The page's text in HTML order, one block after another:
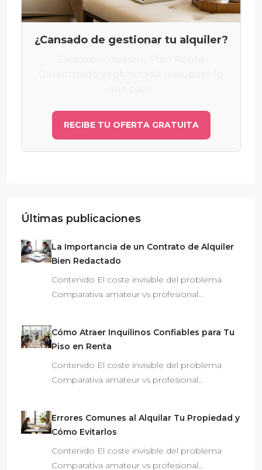
¿Cansado de gestionar tu alquiler?
RECIBE TU OFERTA GRATUITA
Últimas publicaciones
La Importancia de un Contrato de Alquiler
Bien Redactado
Contenido El coste invisible del problema
Comparativa amateur vs profesional…
Cómo Atraer Inquilinos Confiables para Tu
Piso en Renta
Contenido El coste invisible del problema
Comparativa amateur vs profesional…
Errores Comunes al Alquilar Tu Propiedad y
Cómo Evitarlos
Contenido El coste invisible del problema
Comparativa amateur vs profesional…